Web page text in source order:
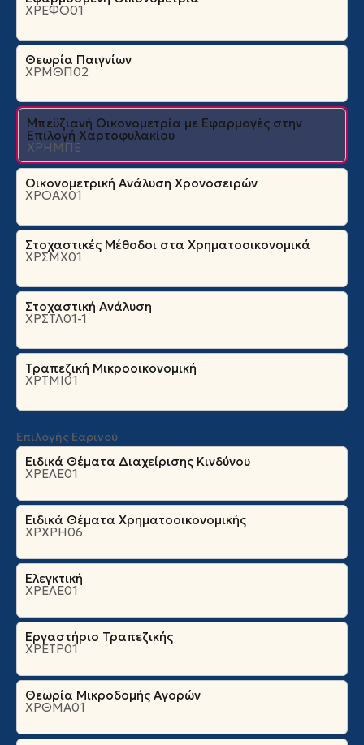
ΧΡΕΦΟ01
Θεωρία Παιγνίων
ΧΡΜΘΠ02
Μπεϋζιανή Οικονομετρία με Εφαρμογές στην
Επιλογή Χαρτοφυλακίου
ΧΡΗΜΠΕ
Οικονομετρική Ανάλυση Χρονοσειρών
ΧΡΟΑΧ01
Στοχαστικές Μέθοδοι στα Χρηματοοικονομικά
ΧΡΣΜΧ01
Στοχαστική Ανάλυση
ΧΡΣΤΛ01-1
Τραπεζική Μικροοικονομική
ΧΡΤΜΙ01
Επιλογής Εαρινού
Ειδικά Θέματα Διαχείρισης Κινδύνου
ΧΡΕΛΕ01
Ειδικά Θέματα Χρηματοοικονομικής
ΧΡΧΡΗ06
Ελεγκτική
ΧΡΕΛΕ01
Εργαστήριο Τραπεζικής
ΧΡΕΤΡ01
Θεωρία Μικροδομής Αγορών
ΧΡΘΜΑ01